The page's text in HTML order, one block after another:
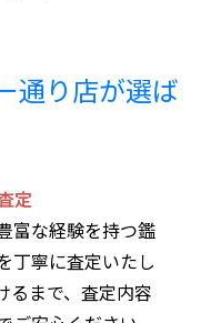
通り店が選ば
定
富な経験を持つ鑑
丁寧に査定いたし
るまで、査定内容